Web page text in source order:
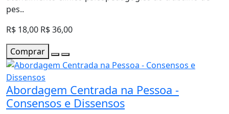
pes..
R$ 18,00 R$ 36,00
Comprar
Abordagem Centrada na Pessoa -
Consensos e Dissensos